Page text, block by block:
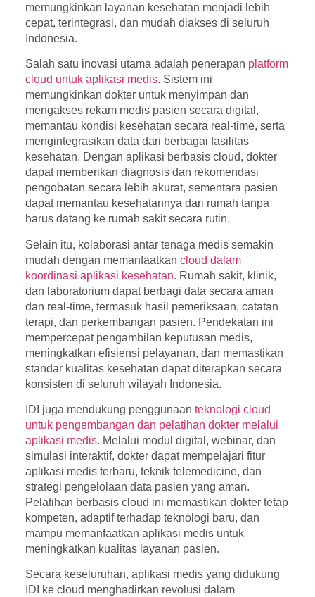
memungkinkan layanan kesehatan menjadi lebih
cepat, terintegrasi, dan mudah diakses di seluruh
Indonesia.
Salah satu inovasi utama adalah penerapan platform
cloud untuk aplikasi medis. Sistem ini
memungkinkan dokter untuk menyimpan dan
mengakses rekam medis pasien secara digital,
memantau kondisi kesehatan secara real-time, serta
mengintegrasikan data dari berbagai fasilitas
kesehatan. Dengan aplikasi berbasis cloud, dokter
dapat memberikan diagnosis dan rekomendasi
pengobatan secara lebih akurat, sementara pasien
dapat memantau kesehatannya dari rumah tanpa
harus datang ke rumah sakit secara rutin.
Selain itu, kolaborasi antar tenaga medis semakin
mudah dengan memanfaatkan cloud dalam
koordinasi aplikasi kesehatan. Rumah sakit, klinik,
dan laboratorium dapat berbagi data secara aman
dan real-time, termasuk hasil pemeriksaan, catatan
terapi, dan perkembangan pasien. Pendekatan ini
mempercepat pengambilan keputusan medis,
meningkatkan efisiensi pelayanan, dan memastikan
standar kualitas kesehatan dapat diterapkan secara
konsisten di seluruh wilayah Indonesia.
IDI juga mendukung penggunaan teknologi cloud
untuk pengembangan dan pelatihan dokter melalui
aplikasi medis. Melalui modul digital, webinar, dan
simulasi interaktif, dokter dapat mempelajari fitur
aplikasi medis terbaru, teknik telemedicine, dan
strategi pengelolaan data pasien yang aman.
Pelatihan berbasis cloud ini memastikan dokter tetap
kompeten, adaptif terhadap teknologi baru, dan
mampu memanfaatkan aplikasi medis untuk
meningkatkan kualitas layanan pasien.
Secara keseluruhan, aplikasi medis yang didukung
IDI ke cloud menghadirkan revolusi dalam